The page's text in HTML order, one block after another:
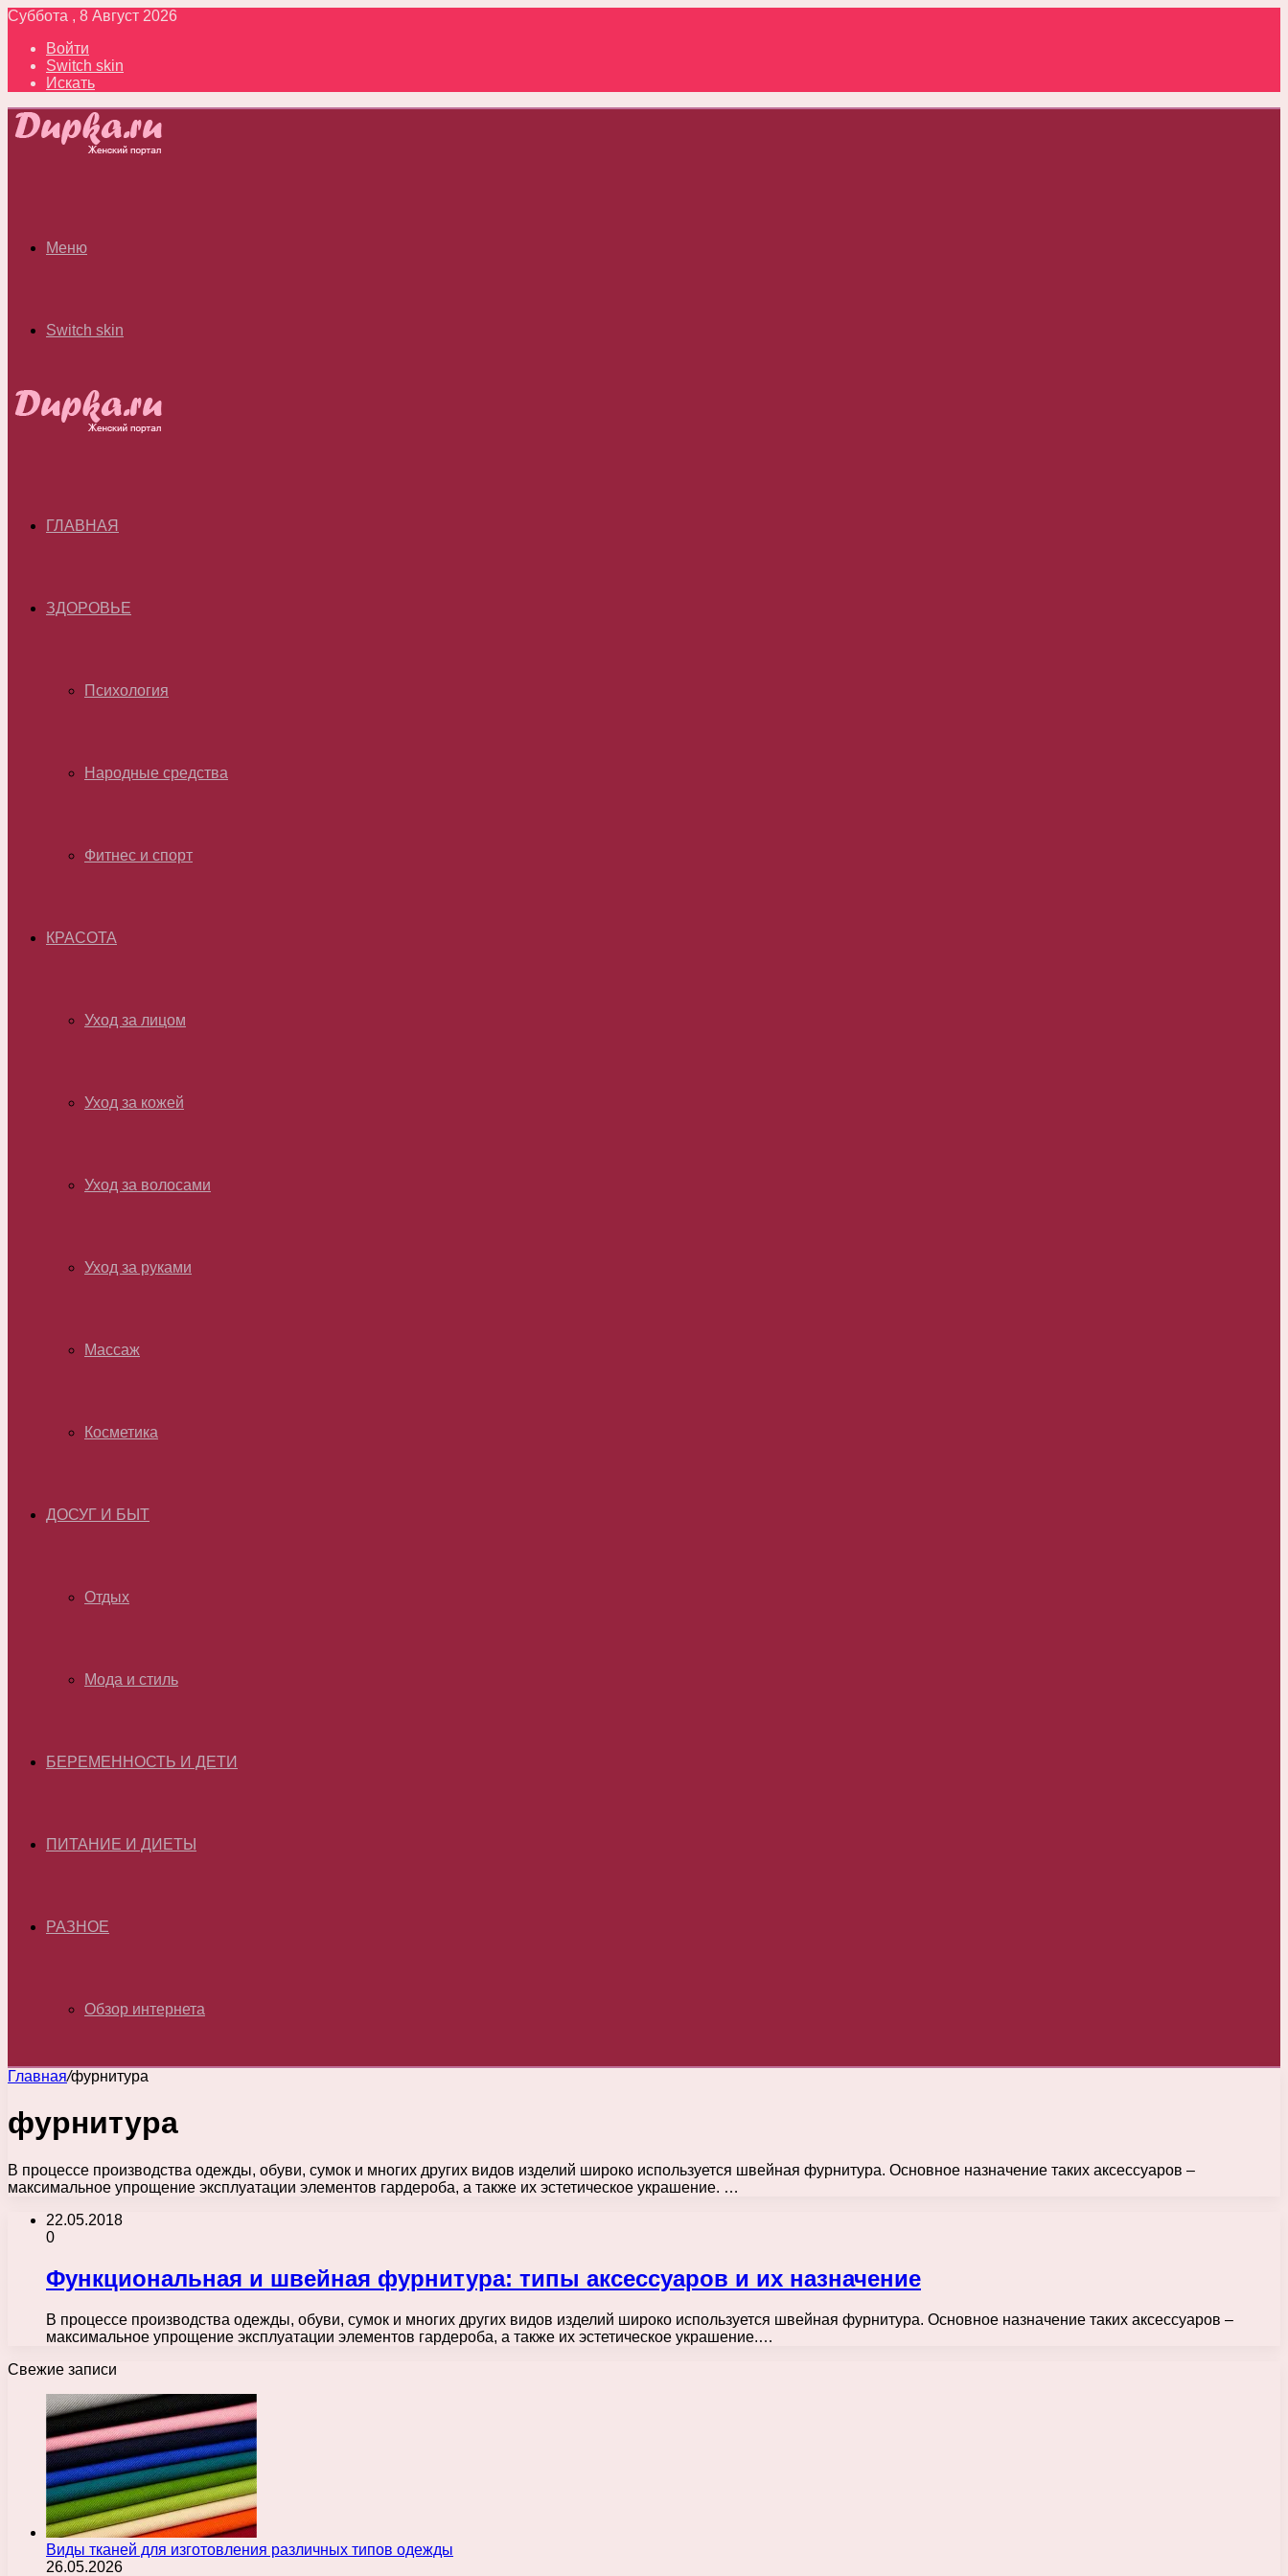
Суббота , 8 Август 2026
Войти
Switch skin
Искать
Меню
Switch skin
ГЛАВНАЯ
ЗДОРОВЬЕ
Психология
Народные средства
Фитнес и спорт
КРАСОТА
Уход за лицом
Уход за кожей
Уход за волосами
Уход за руками
Массаж
Косметика
ДОСУГ И БЫТ
Отдых
Мода и стиль
БЕРЕМЕННОСТЬ И ДЕТИ
ПИТАНИЕ И ДИЕТЫ
РАЗНОЕ
Обзор интернета
Главная/фурнитура
фурнитура
В процессе производства одежды, обуви, сумок и многих других видов изделий широко используется швейная фурнитура. Основное назначение таких аксессуаров –
максимальное упрощение эксплуатации элементов гардероба, а также их эстетическое украшение. …
22.05.2018
0
Функциональная и швейная фурнитура: типы аксессуаров и их назначение
В процессе производства одежды, обуви, сумок и многих других видов изделий широко используется швейная фурнитура. Основное назначение таких аксессуаров –
максимальное упрощение эксплуатации элементов гардероба, а также их эстетическое украшение.…
Свежие записи
Виды тканей для изготовления различных типов одежды
26.05.2026